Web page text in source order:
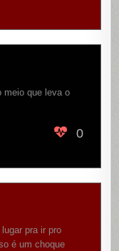
meio que leva o
0
pra ir pro
é um choque